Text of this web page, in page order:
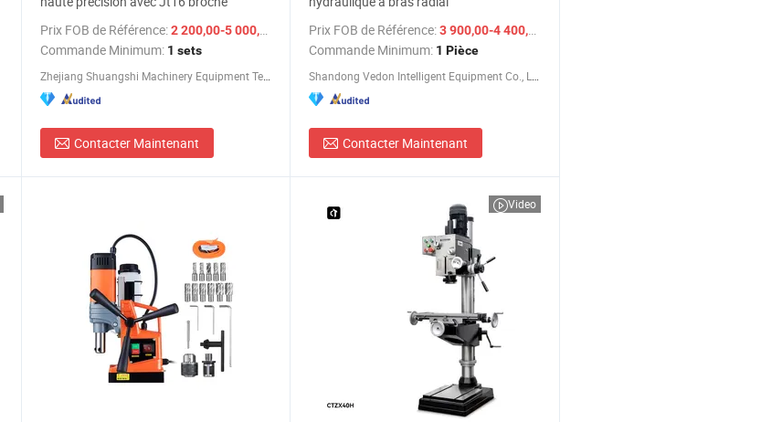
/ PiècePrix FOB de Référence:2 200,00-5 000,00 $US
/ sets
Commande Minimum: 1 sets
Zhejiang Shuangshi Machinery Equipment Technology Co., Ltd
Contacter Maintenant
Prix FOB de Référence:3 900,00-4 400,00 $US
Commande Minimum: 1 Pièce
Contacter Maintenant
Video